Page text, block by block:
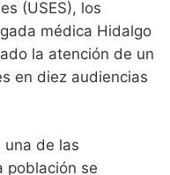
(USES), los
médica Hidalgo
la atención de un
en diez audiencias
una de las
población se